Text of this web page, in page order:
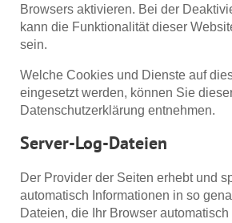
Browsers aktivieren. Bei der
kann die Funktionalität dieser
sein.
Welche Cookies und Dienste auf
eingesetzt werden, können Sie
Datenschutzerklärung entnehmen.
Server-Log-Dateien
Der Provider der Seiten erhebt und
automatisch Informationen in so
Dateien, die Ihr Browser